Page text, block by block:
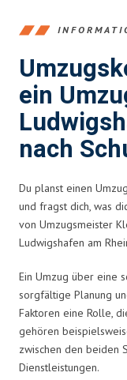
ein
nach
Du planst einen
und fragst dich, was
von Umzugsmeister
Ludwigshafen am
Ein Umzug über eine
sorgfältige Planung
Faktoren eine Rolle,
gehören
zwischen den beiden
Dienstleistungen.